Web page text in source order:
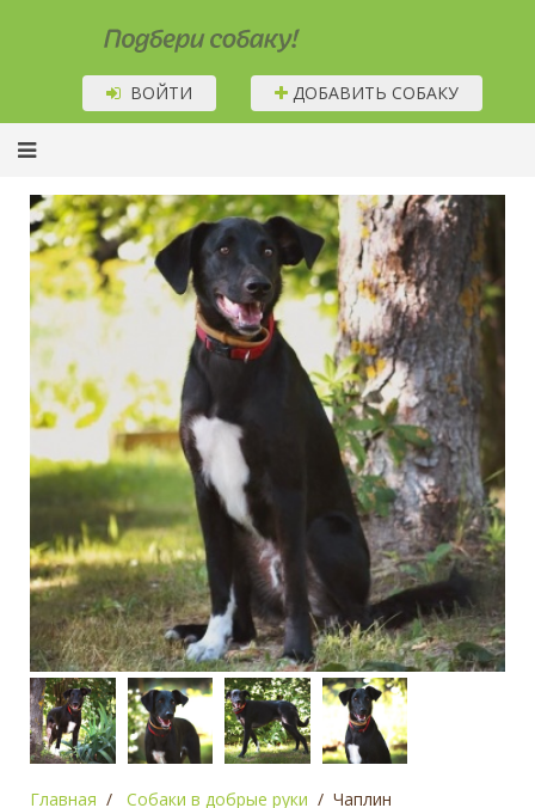
Подбери собаку!
ВОЙТИ ДОБАВИТЬ СОБАКУ
Главная Собаки в добрые руки Чаплин